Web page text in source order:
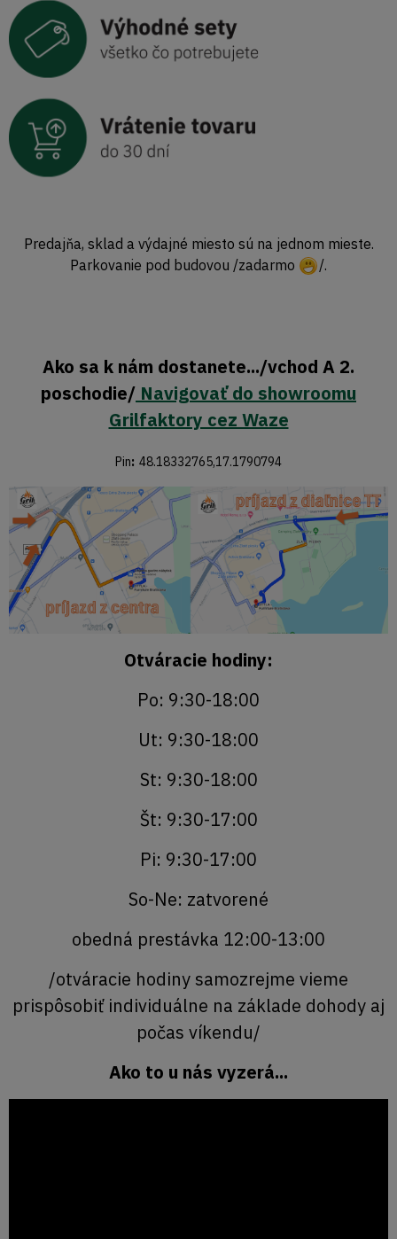
Predajňa, sklad a výdajné miesto sú na jednom mieste.
Parkovanie pod budovou /zadarmo
/.
Ako sa k nám dostanete.../vchod A 2.
poschodie/ Navigovať do showroomu
Grilfaktory cez Waze
Pin: 48.18332765,17.1790794
Otváracie hodiny:
Po: 9:30-18:00
Ut: 9:30-18:00
St: 9:30-18:00
Št: 9:30-17:00
Pi: 9:30-17:00
So-Ne: zatvorené
obedná prestávka 12:00-13:00
/otváracie hodiny samozrejme vieme
prispôsobiť individuálne na základe dohody aj
počas víkendu/
Ako to u nás vyzerá...